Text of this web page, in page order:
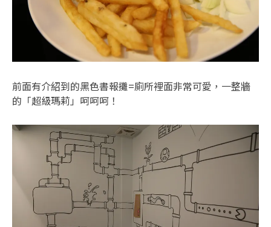
前面有介紹到的黑色書報攤=廁所裡面非常可愛，一整牆
的「超級瑪莉」呵呵呵！